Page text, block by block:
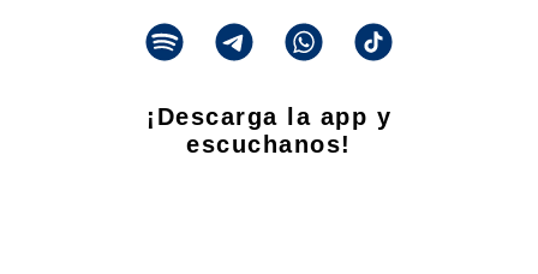
¡Descarga la app y
escuchanos!